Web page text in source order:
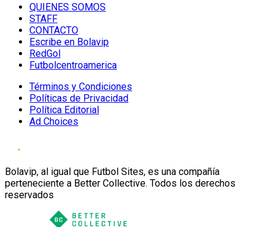
QUIENES SOMOS
STAFF
CONTACTO
Escribe en Bolavip
RedGol
Futbolcentroamerica
Términos y Condiciones
Políticas de Privacidad
Política Editorial
Ad Choices
Bolavip, al igual que Futbol Sites, es una compañía
perteneciente a Better Collective. Todos los derechos
reservados